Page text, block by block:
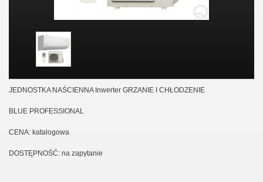
JEDNOSTKA NAŚCIENNA Inwerter GRZANIE I CHŁODZENIE
BLUE PROFESSIONAL
CENA: katalogowa
DOSTĘPNOŚĆ: na zapytanie